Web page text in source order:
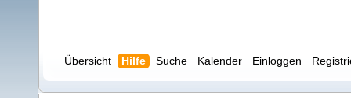
Übersicht Hilfe Suche Kalender Einloggen